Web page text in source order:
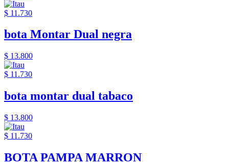
$ 11.730
bota Montar Dual negra
$ 13.800
$ 11.730
bota montar dual tabaco
$ 13.800
$ 11.730
BOTA PAMPA MARRON